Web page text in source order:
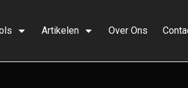
Artikelen Over Ons